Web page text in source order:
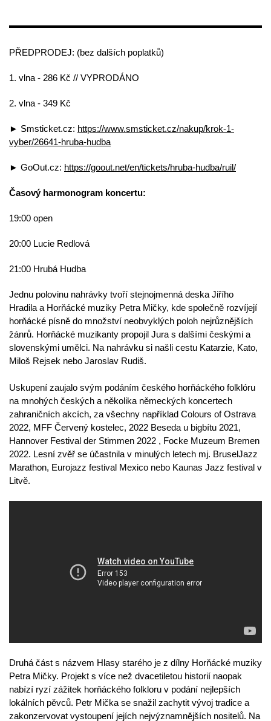
PŘEDPRODEJ: (bez dalších poplatků)
1. vlna - 286 Kč // VYPRODÁNO
2. vlna - 349 Kč
► Smsticket.cz: https://www.smsticket.cz/nakup/krok-1-
vyber/26641-hruba-hudba
► GoOut.cz: https://goout.net/en/tickets/hruba-hudba/ruil/
Časový harmonogram koncertu:
19:00 open
20:00 Lucie Redlová
21:00 Hrubá Hudba
Jednu polovinu nahrávky tvoří stejnojmenná deska Jiřího
Hradila a Horňácké muziky Petra Mičky, kde společně rozvíjejí
horňácké písně do množství neobvyklých poloh nejrůznějších
žánrů. Horňácké muzikanty propojil Jura s dalšími českými a
slovenskými umělci. Na nahrávku si našli cestu Katarzie, Kato,
Miloš Rejsek nebo Jaroslav Rudiš.
Uskupení zaujalo svým podáním českého horňáckého folklóru
na mnohých českých a několika německých koncertech
zahraničních akcích, za všechny například Colours of Ostrava
2022, MFF Červený kostelec, 2022 Beseda u bigbítu 2021,
Hannover Festival der Stimmen 2022 , Focke Muzeum Bremen
2022. Lesní zvěř se účastnila v minulých letech mj. BruselJazz
Marathon, Eurojazz festival Mexico nebo Kaunas Jazz festival v
Litvě.
Druhá část s názvem Hlasy starého je z dílny Horňácké muziky
Petra Mičky. Projekt s více než dvacetiletou historií naopak
nabízí ryzí zážitek horňáckého folkloru v podání nejlepších
lokálních pěvců. Petr Mička se snažil zachytit vývoj tradice a
zakonzervovat vystoupení jejích nejvýznamnějších nositelů. Na